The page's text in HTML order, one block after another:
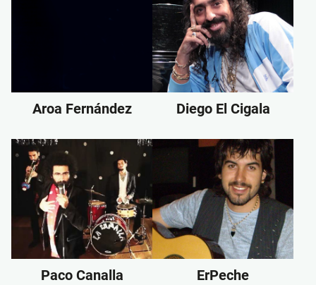
Aroa Fernández Diego El Cigala
Paco Canalla ErPeche